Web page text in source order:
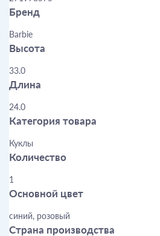
Бренд
Barbie
Высота
33.0
Длина
24.0
Категория товара
Куклы
Количество
1
Основной цвет
синий, розовый
Страна производства